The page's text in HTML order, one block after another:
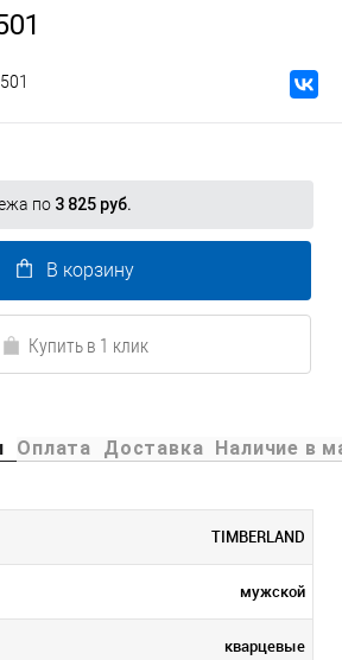
по 3 825 руб.
В корзину
Купить в 1 клик
Оплата Доставка Наличие в
TIMBERLAND
мужской
кварцевые